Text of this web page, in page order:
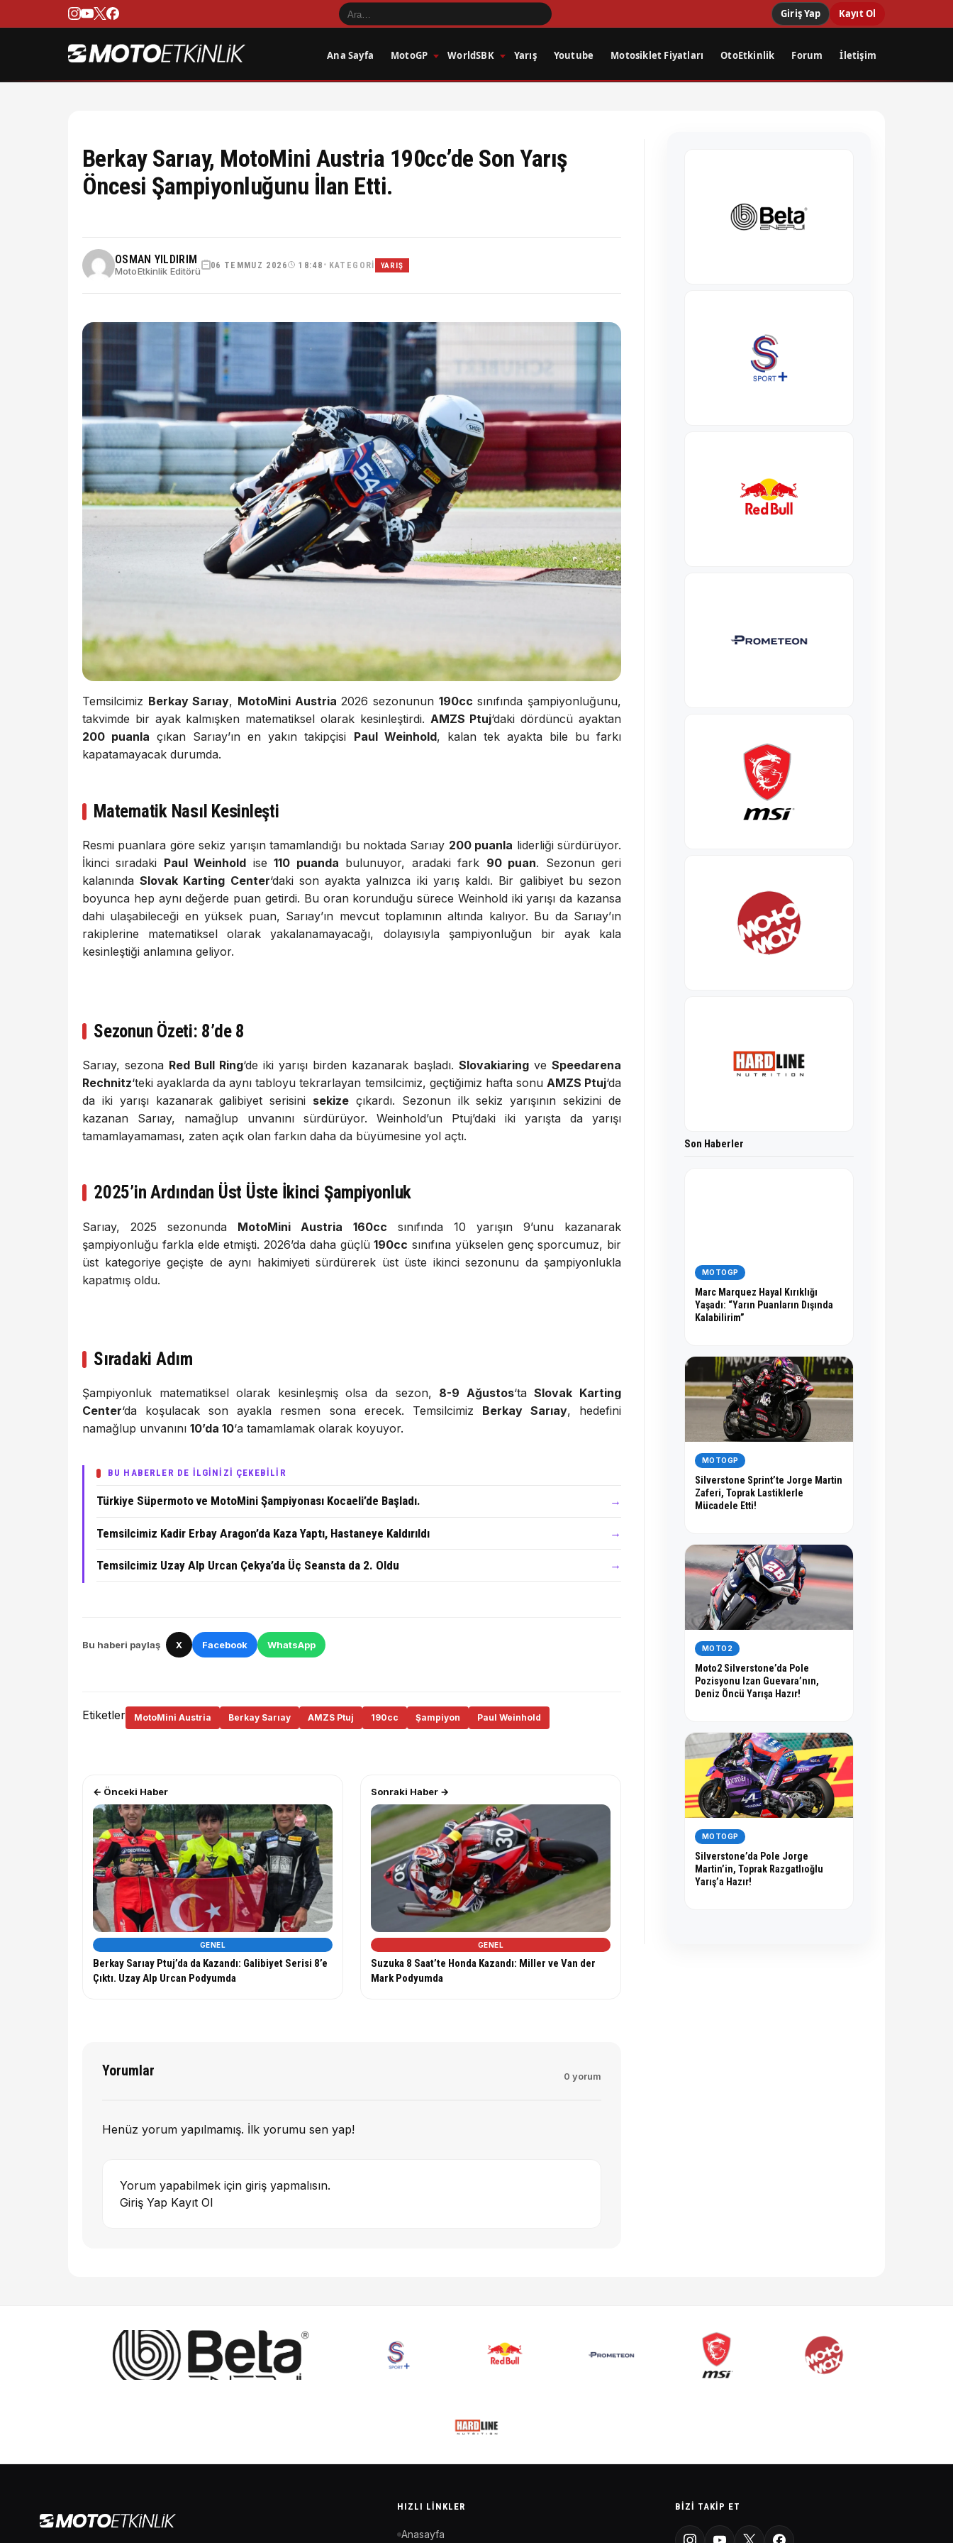
Giriş Yap Kayıt Ol
Ana Sayfa MotoGP WorldSBK Yarış Youtube Motosiklet Fiyatları OtoEtkinlik Forum İletişim
Berkay Sarıay, MotoMini Austria 190cc’de Son Yarış
Öncesi Şampiyonluğunu İlan Etti.
OSMAN YILDIRIM
MotoEtkinlik Editörü
06 TEMMUZ 2026 18:48 • KATEGORI YARIŞ
Temsilcimiz Berkay Sarıay, MotoMini Austria 2026 sezonunun 190cc sınıfında şampiyonluğunu,
takvimde bir ayak kalmışken matematiksel olarak kesinleştirdi. AMZS Ptuj‘daki dördüncü ayaktan
200 puanla çıkan Sarıay’ın en yakın takipçisi Paul Weinhold, kalan tek ayakta bile bu farkı
kapatamayacak durumda.
Matematik Nasıl Kesinleşti
Resmi puanlara göre sekiz yarışın tamamlandığı bu noktada Sarıay 200 puanla liderliği sürdürüyor.
İkinci sıradaki Paul Weinhold ise110 puanda bulunuyor, aradaki fark 90 puan. Sezonun geri
kalanındaSlovak Karting Center‘daki son ayakta yalnızca iki yarış kaldı. Bir galibiyet bu sezon
boyunca hep aynı değerde puan getirdi. Bu oran korunduğu sürece Weinhold iki yarışı da kazansa
dahi ulaşabileceği en yüksek puan, Sarıay’ın mevcut toplamının altında kalıyor. Bu da Sarıay’ın
rakiplerine matematiksel olarak yakalanamayacağı, dolayısıyla şampiyonluğun bir ayak kala
kesinleştiği anlamına geliyor.
Sezonun Özeti: 8’de 8
Sarıay, sezona Red Bull Ring‘de iki yarışı birden kazanarak başladı. Slovakiaring ve Speedarena
Rechnitz‘teki ayaklarda da aynı tabloyu tekrarlayan temsilcimiz, geçtiğimiz hafta sonu AMZS Ptuj‘da
da iki yarışı kazanarak galibiyet serisini sekize çıkardı. Sezonun ilk sekiz yarışının sekizini de
kazanan Sarıay, namağlup unvanını sürdürüyor. Weinhold’un Ptuj’daki iki yarışta da yarışı
tamamlayamaması, zaten açık olan farkın daha da büyümesine yol açtı.
2025’in Ardından Üst Üste İkinci Şampiyonluk
Sarıay, 2025 sezonunda MotoMini Austria 160cc sınıfında 10 yarışın 9’unu kazanarak
şampiyonluğu farkla elde etmişti. 2026’da daha güçlü190cc sınıfına yükselen genç sporcumuz, bir
üst kategoriye geçişte de aynı hakimiyeti sürdürerek üst üste ikinci sezonunu da şampiyonlukla
kapatmış oldu.
Sıradaki Adım
Şampiyonluk matematiksel olarak kesinleşmiş olsa da sezon, 8-9 Ağustos‘taSlovak Karting
Center‘da koşulacak son ayakla resmen sona erecek. Temsilcimiz Berkay Sarıay, hedefini
namağlup unvanını 10’da 10‘a tamamlamak olarak koyuyor.
BU HABERLER DE İLGİNİZİ ÇEKEBİLİR
Türkiye Süpermoto ve MotoMini Şampiyonası Kocaeli’de Başladı. →
Temsilcimiz Kadir Erbay Aragon’da Kaza Yaptı, Hastaneye Kaldırıldı →
Temsilcimiz Uzay Alp Urcan Çekya’da Üç Seansta da 2. Oldu →
Bu haberi paylaş X Facebook WhatsApp
Etiketler MotoMini Austria Berkay Sarıay AMZS Ptuj 190cc Şampiyon Paul Weinhold
← Önceki Haber
GENEL
Berkay Sarıay Ptuj’da da Kazandı: Galibiyet Serisi 8’e
Çıktı. Uzay Alp Urcan Podyumda
Sonraki Haber →
GENEL
Suzuka 8 Saat’te Honda Kazandı: Miller ve Van der
Mark Podyumda
Yorumlar 0 yorum
Henüz yorum yapılmamış. İlk yorumu sen yap!
Yorum yapabilmek için giriş yapmalısın.
Giriş Yap Kayıt Ol
Son Haberler
MOTOGP
Marc Marquez Hayal Kırıklığı
Yaşadı: “Yarın Puanların Dışında
Kalabilirim”
MOTOGP
Silverstone Sprint’te Jorge Martin
Zaferi, Toprak Lastiklerle
Mücadele Etti!
MOTO2
Moto2 Silverstone’da Pole
Pozisyonu Izan Guevara’nın,
Deniz Öncü Yarışa Hazır!
MOTOGP
Silverstone’da Pole Jorge
Martin’in, Toprak Razgatlıoğlu
Yarış’a Hazır!
HIZLI LINKLER
Anasayfa
BIZI TAKIP ET